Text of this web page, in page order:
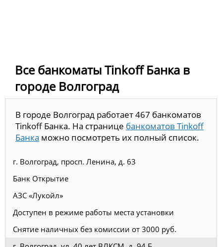
Все банкоматы Tinkoff Банка в
городе Волгоград
В городе Волгоград работает 467 банкоматов
Tinkoff Банка. На странице банкоматов Tinkoff
Банка можно посмотреть их полный список.
г. Волгоград, просп. Ленина, д. 63
Банк Открытие
АЗС «Лукойл»
Доступен в режиме работы места установки
Снятие наличных без комиссии от 3000 руб.